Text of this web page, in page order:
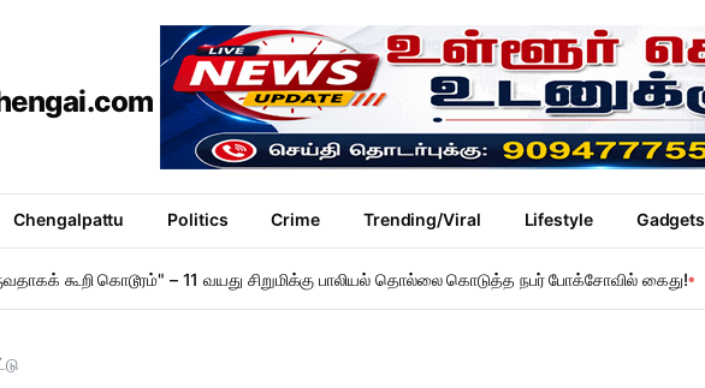
Chengalpattu Politics Crime Trending/Viral Lifestyle Gadgets
கூறி கொடூரம்" – 11 வயது சிறுமிக்கு பாலியல் தொல்லை கொடுத்த நபர் போக்சோவில் கைது!